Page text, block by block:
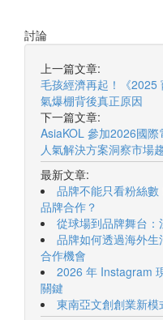
討論
上一篇文章:
毛孩經濟再起！《2025
氣爆棚背後真正原因
下一篇文章:
AsiaKOL 參加2026國
人氣解決方案洞察市場
最新文章:
品牌不能只看粉絲
品牌合作？
從球場到品牌舞台：
品牌如何透過海外
合作機會
2026 年 Instagram
關鍵
東南亞文創創業新